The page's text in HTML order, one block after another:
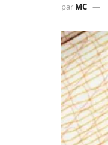
par MC